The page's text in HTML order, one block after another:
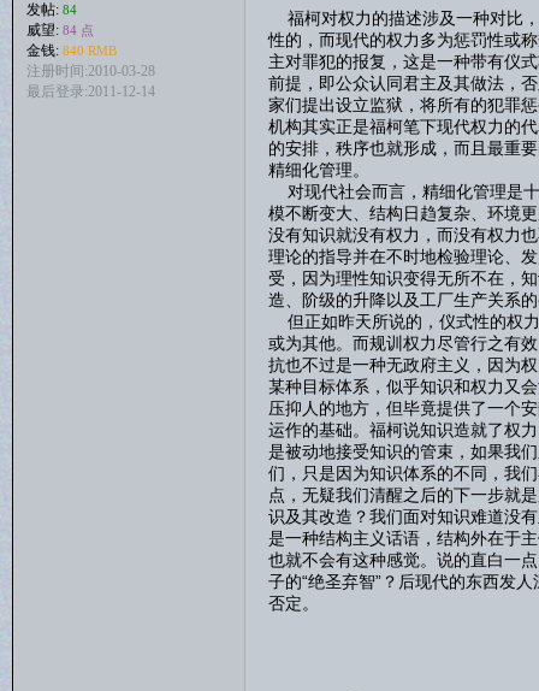
发帖: 84
威望: 84 点
金钱: 840 RMB
注册时间:2010-03-28
最后登录:2011-12-14
福柯对权力的描述涉及一种对比
性的，而现代的权力多为惩罚性或
主对罪犯的报复，这是一种带有仪
前提，即公众认同君主及其做法，
家们提出设立监狱，将所有的犯罪
机构其实正是福柯笔下现代权力的
的安排，秩序也就形成，而且最重
精细化管理。
对现代社会而言，精细化管理是
模不断变大、结构日趋复杂、环境
没有知识就没有权力，而没有权力
理论的指导并在不时地检验理论、
受，因为理性知识变得无所不在，
造、阶级的升降以及工厂生产关系
但正如昨天所说的，仪式性的权
或为其他。而规训权力尽管行之有
抗也不过是一种无政府主义，因为
某种目标体系，似乎知识和权力又
压抑人的地方，但毕竟提供了一个
运作的基础。福柯说知识造就了权
是被动地接受知识的管束，如果我
们，只是因为知识体系的不同，我
点，无疑我们清醒之后的下一步就
识及其改造？我们面对知识难道没
是一种结构主义话语，结构外在于
也就不会有这种感觉。说的直白一
子的“绝圣弃智”？后现代的东西发
否定。